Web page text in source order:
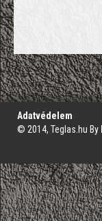
';
Adatvédelem
© 2014, Teglas.hu By